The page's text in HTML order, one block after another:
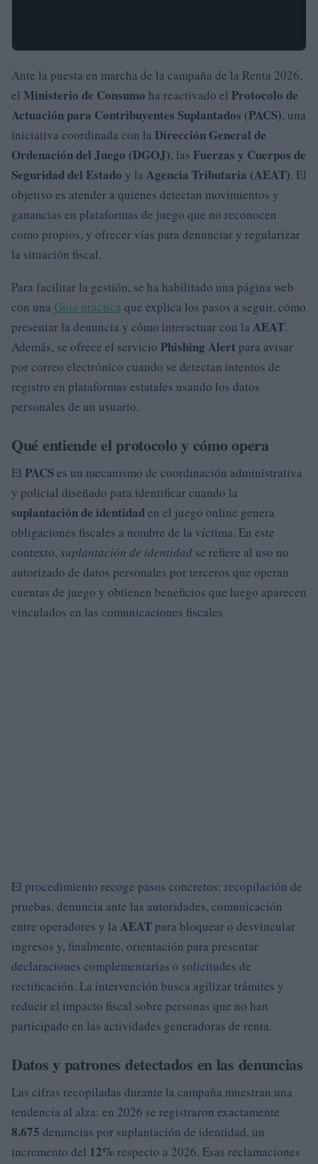
Ante la puesta en marcha de la campaña de la Renta 2026,
el Ministerio de Consumo ha reactivado el Protocolo de
Actuación para Contribuyentes Suplantados (PACS), una
iniciativa coordinada con la Dirección General de
Ordenación del Juego (DGOJ), las Fuerzas y Cuerpos de
Seguridad del Estado y la Agencia Tributaria (AEAT). El
objetivo es atender a quienes detectan movimientos y
ganancias en plataformas de juego que no reconocen
como propios, y ofrecer vías para denunciar y regularizar
la situación fiscal.
Para facilitar la gestión, se ha habilitado una página web
con una Guía práctica que explica los pasos a seguir, cómo
presentar la denuncia y cómo interactuar con la AEAT.
Además, se ofrece el servicio Phishing Alert para avisar
por correo electrónico cuando se detectan intentos de
registro en plataformas estatales usando los datos
personales de un usuario.
Qué entiende el protocolo y cómo opera
El PACSes un mecanismo de coordinación administrativa
y policial diseñado para identificar cuando la
suplantación de identidaden el juego online genera
obligaciones fiscales a nombre de la víctima. En este
contexto, suplantación de identidad se refiere al uso no
autorizado de datos personales por terceros que operan
cuentas de juego y obtienen beneficios que luego aparecen
vinculados en las comunicaciones fiscales.
El procedimiento recoge pasos concretos: recopilación de
pruebas, denuncia ante las autoridades, comunicación
entre operadores y la AEAT para bloquear o desvincular
ingresos y, finalmente, orientación para presentar
declaraciones complementarias o solicitudes de
rectificación. La intervención busca agilizar trámites y
reducir el impacto fiscal sobre personas que no han
participado en las actividades generadoras de renta.
Datos y patrones detectados en las denuncias
Las cifras recopiladas durante la campaña muestran una
tendencia al alza: en 2026 se registraron exactamente
8.675 denuncias por suplantación de identidad, un
incremento del 12% respecto a 2026. Esas reclamaciones